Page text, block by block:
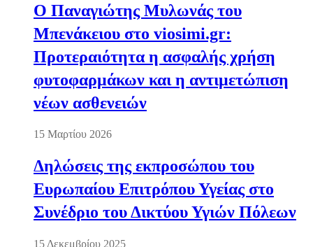
Ο Παναγιώτης Μυλωνάς του
Μπενάκειου στο viosimi.gr:
Προτεραιότητα η ασφαλής χρήση
φυτοφαρμάκων και η αντιμετώπιση
νέων ασθενειών
15 Μαρτίου 2026
Δηλώσεις της εκπροσώπου του
Ευρωπαίου Επιτρόπου Υγείας στο
Συνέδριο του Δικτύου Υγιών Πόλεων
15 Δεκεμβρίου 2025